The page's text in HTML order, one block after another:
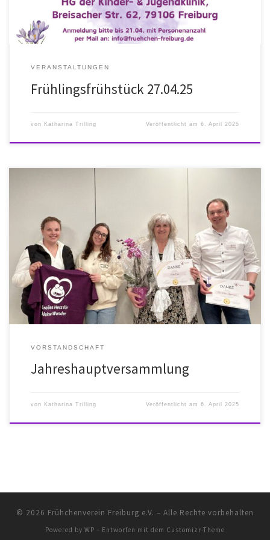
VERANSTALTUNGEN
Frühlingsfrühstück 27.04.25
von Katharina Trilling Veröffentlicht am6. April 2025
Rückblick Jahreshauptversammlung 28.03.2025 Eine volle
Tagesordnung erwartete uns bei der diesjährigen
Jahreshauptversammlung. Neben dem Jahres- und Kassenbericht
standen auch Wahlen und Ehrungen an.Wir verabschieden Erika und
Marco nach jahrelangem Engagement aus der Vorstandschaft und
begrüßen Simone und Wibke im Team!
Neu eingeführt haben wir
unsere Urkunden für langjährige Mitgliedschaft. Diese […]
VORSTANDSCHAFT
Jahreshauptversammlung
von Katharina Trilling Veröffentlicht am6. April 2025
© 2026 Frühchenverein Freiburg e.V. – Alle Rechte vorbehalten
Powered by WP – Entworfen mit dem Customizr-Theme